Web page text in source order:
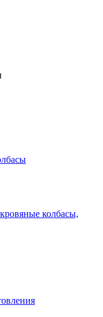
колбасы,